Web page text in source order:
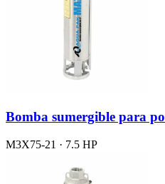
Bomba sumergible para
M3X75-21 · 7.5 HP